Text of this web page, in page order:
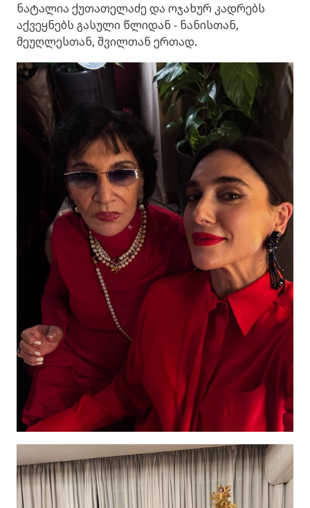
ნატალია ქუთათელაძე და ოჯახურ კადრებს
აქვეყნებს გასული წლიდან - ნანისთან,
მეუღლესთან, შვილთან ერთად.